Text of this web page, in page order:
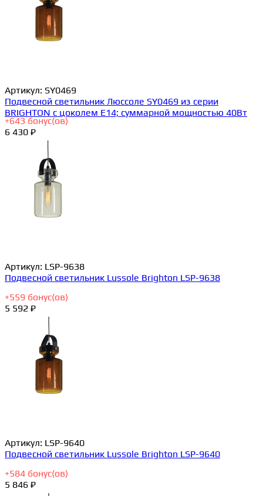
Артикул: SY0469
Подвесной светильник Люссоле SY0469 из серии
BRIGHTON с цоколем E14; суммарной мощностью 40Вт
+643 бонус(ов)
6 430 ₽
Артикул: LSP-9638
Подвесной светильник Lussole Brighton LSP-9638
+559 бонус(ов)
5 592 ₽
Артикул: LSP-9640
Подвесной светильник Lussole Brighton LSP-9640
+584 бонус(ов)
5 846 ₽